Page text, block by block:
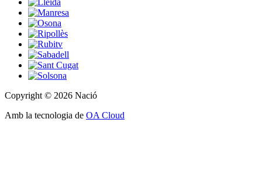
Copyright © 2026 Nació
Amb la tecnologia de OA Cloud